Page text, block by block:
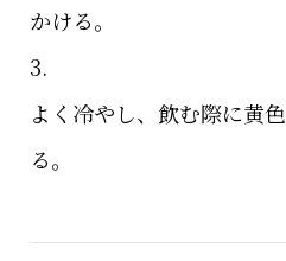
かける。
3.
よく冷やし、飲む際に黄
る。